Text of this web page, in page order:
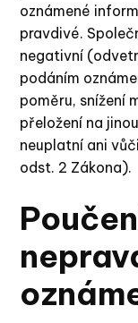
oznámené
pravdivé.
negativní
podáním
poměru, snížení
přeložení na
neuplatní ani
odst. 2 Zákona).